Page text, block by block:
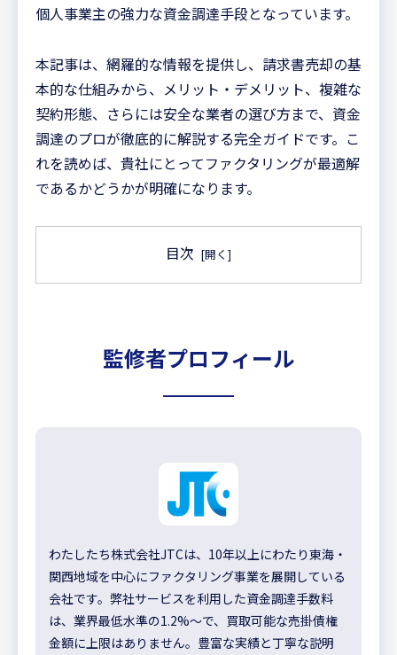
個人事業主の強力な資金調達手段となっています。
本記事は、網羅的な情報を提供し、請求書売却の基
本的な仕組みから、メリット・デメリット、複雑な
契約形態、さらには安全な業者の選び方まで、資金
調達のプロが徹底的に解説する完全ガイドです。こ
れを読めば、貴社にとってファクタリングが最適解
であるかどうかが明確になります。
目次
監修者プロフィール
わたしたち株式会社JTCは、10年以上にわたり東海・
関西地域を中心にファクタリング事業を展開している
会社です。弊社サービスを利用した資金調達手数料
は、業界最低水準の1.2%～で、買取可能な売掛債権
金額に上限はありません。豊富な実績と丁寧な説明